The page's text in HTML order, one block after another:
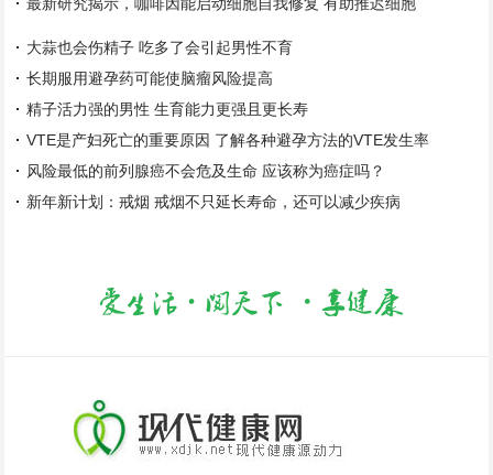
大蒜也会伤精子 吃多了会引起男性不育
长期服用避孕药可能使脑瘤风险提高
精子活力强的男性 生育能力更强且更长寿
VTE是产妇死亡的重要原因 了解各种避孕方法的VTE发生率
风险最低的前列腺癌不会危及生命 应该称为癌症吗？
新年新计划：戒烟 戒烟不只延长寿命，还可以减少疾病